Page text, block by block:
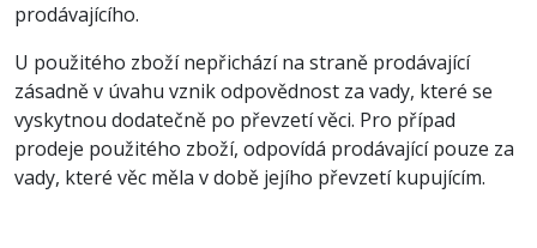
prodávajícího.
U použitého zboží nepřichází na straně prodávající
zásadně v úvahu vznik odpovědnost za vady, které se
vyskytnou dodatečně po převzetí věci. Pro případ
prodeje použitého zboží, odpovídá prodávající pouze za
vady, které věc měla v době jejího převzetí kupujícím.